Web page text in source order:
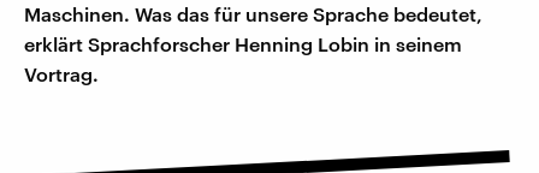
Maschinen. Was das für unsere Sprache bedeutet,
erklärt Sprachforscher Henning Lobin in seinem
Vortrag.